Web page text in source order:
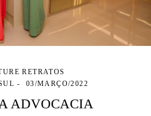
RETRATOS
03/MARÇO/2022
ADVOCACIA